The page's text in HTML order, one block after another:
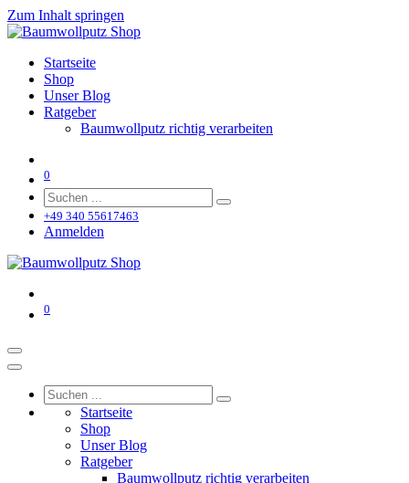
Zum Inhalt springen
Startseite
Shop
Unser Blog
Ratgeber
Baumwollputz richtig verarbeiten
0
+49 340 55617463
Anmelden
0
Startseite
Shop
Unser Blog
Ratgeber
Baumwollputz richtig verarbeiten